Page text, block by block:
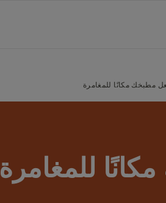
مطبخك مكانًا للمغامرة
للمغامرة